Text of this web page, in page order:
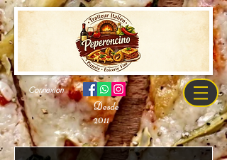
Connexion
Desde
2011